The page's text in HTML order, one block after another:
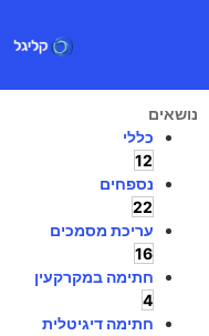
נושאים
כללי
12
נספחים
22
עריכת מסמכים
16
חתימה במקרקעין
4
חתימה דיגיטלית